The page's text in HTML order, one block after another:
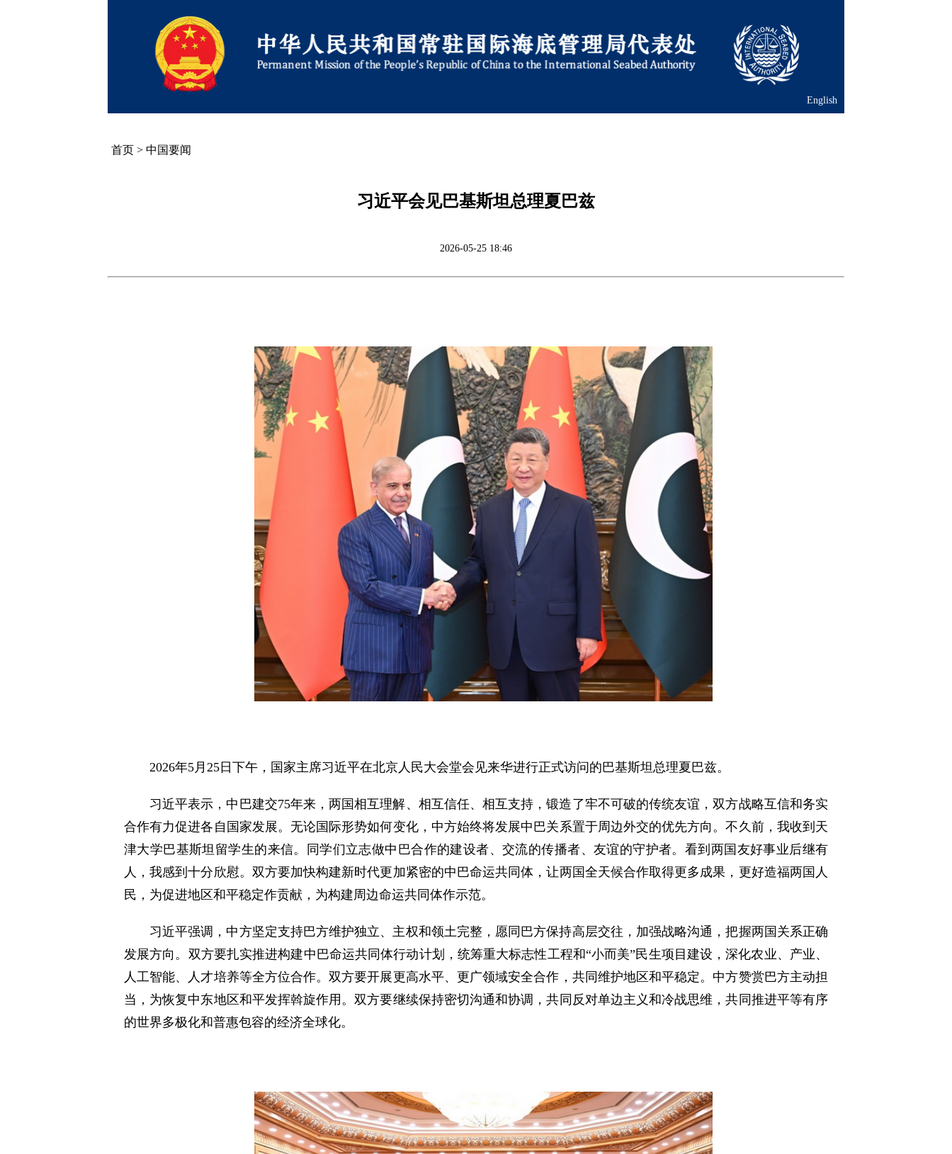
English
首页 > 中国要闻
习近平会见巴基斯坦总理夏巴兹
2026-05-25 18:46
2026年5月25日下午，国家主席习近平在北京人民大会堂会见来华进行正式访问的巴基斯坦总理夏巴兹。
习近平表示，中巴建交75年来，两国相互理解、相互信任、相互支持，锻造了牢不可破的传统友谊，双方战略互信和务实
合作有力促进各自国家发展。无论国际形势如何变化，中方始终将发展中巴关系置于周边外交的优先方向。不久前，我收到天
津大学巴基斯坦留学生的来信。同学们立志做中巴合作的建设者、交流的传播者、友谊的守护者。看到两国友好事业后继有
人，我感到十分欣慰。双方要加快构建新时代更加紧密的中巴命运共同体，让两国全天候合作取得更多成果，更好造福两国人
民，为促进地区和平稳定作贡献，为构建周边命运共同体作示范。
习近平强调，中方坚定支持巴方维护独立、主权和领土完整，愿同巴方保持高层交往，加强战略沟通，把握两国关系正确
发展方向。双方要扎实推进构建中巴命运共同体行动计划，统筹重大标志性工程和“小而美”民生项目建设，深化农业、产业、
人工智能、人才培养等全方位合作。双方要开展更高水平、更广领域安全合作，共同维护地区和平稳定。中方赞赏巴方主动担
当，为恢复中东地区和平发挥斡旋作用。双方要继续保持密切沟通和协调，共同反对单边主义和冷战思维，共同推进平等有序
的世界多极化和普惠包容的经济全球化。